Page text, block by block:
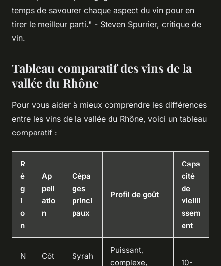
temps de savourer chaque aspect du vin pour en
tirer le meilleur parti." - Steven Spurrier, critique de
vin.
Tableau comparatif des vins de la
vallée du Rhône
Pour vous aider à mieux comprendre les différences
entre les vins de la vallée du Rhône, voici un tableau
comparatif :
R
é
g
i
o
n
Ap
pell
atio
n
Cépa
ges
princi
paux
Profil de goût
Capa
cité
de
vieilli
ssem
ent
N
Côt
Syrah
Puissant,
complexe,
10-